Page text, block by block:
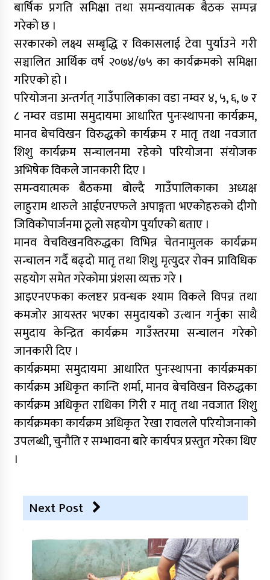
बार्षिक प्रगति समिक्षा तथा समन्वयात्मक बैठक सम्पन्न
गरेको छ ।
सरकारको लक्ष्य सम्बृद्धि र विकासलाई टेवा पुर्याउने गरी
सञ्चालित आर्थिक वर्ष २०७४/७५ का कार्यक्रमको समिक्षा
गरिएको हो ।
परियोजना अन्तर्गत् गाउँपालिकाका वडा नम्वर ४, ५, ६, ७ र
८ नम्वर वडामा समुदायमा आधारित पुनःस्थापना कार्यक्रम,
मानव बेचविखन विरुद्धको कार्यक्रम र मातृ तथा नवजात
शिशु कार्यक्रम सन्चालनमा रहेको परियोजना संयोजक
अभिषेक विकले जानकारी दिए ।
समन्वयात्मक बैठकमा बोल्दै गाउँपालिकाका अध्यक्ष
लाहुराम थारुले आईएनएफले अपाङ्गता भएकोहरुको दीगो
जिविकोपार्जनमा ठूलो सहयोग पुर्याएको बताए ।
मानव वेचविखनविरुद्धका विभिन्न चेतनामुलक कार्यक्रम
सन्चालन गर्दै बढ्दो मातृ तथा शिशु मृत्युदर रोक्न प्राविधिक
सहयोग समेत गरेकोमा प्रंशसा व्यक्त गरे ।
आइएनएफका कलष्टर प्रवन्धक श्याम विकले विपन्न तथा
कमजोर आयस्तर भएका समुदायको उत्थान गर्नुका साथै
समुदाय केन्द्रित कार्यक्रम गाउँस्तरमा सन्चालन गरेको
जानकारी दिए ।
कार्यक्रममा समुदायमा आधारित पुनःस्थापना कार्यक्रमका
कार्यक्रम अधिकृत कान्ति शर्मा, मानव बेचविखन विरुद्धका
कार्यक्रम अधिकृत राधिका गिरी र मातृ तथा नवजात शिशु
कार्यक्रमका कार्यक्रम अधिकृत रेखा रावलले परियोजनाको
उपलब्धी, चुनौति र सम्भावना बारे कार्यपत्र प्रस्तुत गरेका थिए
।
Next Post